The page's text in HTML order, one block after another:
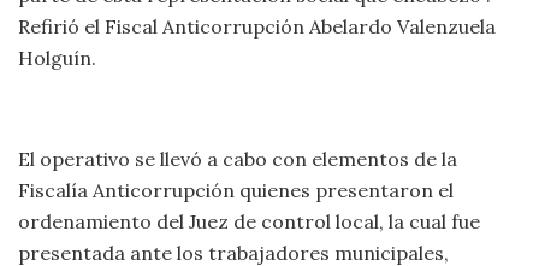
Refirió el Fiscal Anticorrupción Abelardo Valenzuela
Holguín.
El operativo se llevó a cabo con elementos de la
Fiscalía Anticorrupción quienes presentaron el
ordenamiento del Juez de control local, la cual fue
presentada ante los trabajadores municipales,